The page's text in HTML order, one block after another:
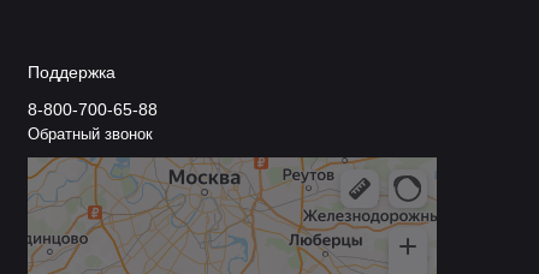
Поддержка
8-800-700-65-88
Обратный звонок